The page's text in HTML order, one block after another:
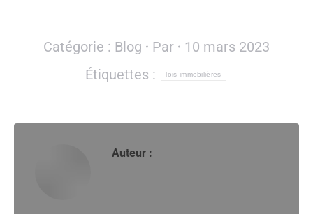
Catégorie : Blog Par
10 mars 2023
Étiquettes :
lois immobilières
Auteur :